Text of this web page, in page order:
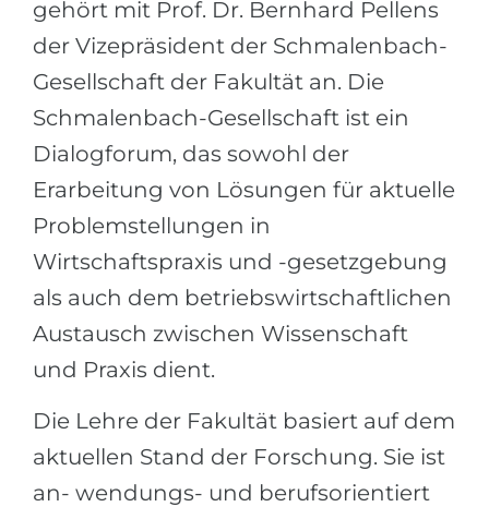
gehört mit Prof. Dr. Bernhard Pellens
der Vizepräsident der Schmalenbach-
Gesellschaft der Fakultät an. Die
Schmalenbach-Gesellschaft ist ein
Dialogforum, das sowohl der
Erarbeitung von Lösungen für aktuelle
Problemstellungen in
Wirtschaftspraxis und -gesetzgebung
als auch dem betriebswirtschaftlichen
Austausch zwischen Wissenschaft
und Praxis dient.
Die Lehre der Fakultät basiert auf dem
aktuellen Stand der Forschung. Sie ist
an- wendungs- und berufsorientiert